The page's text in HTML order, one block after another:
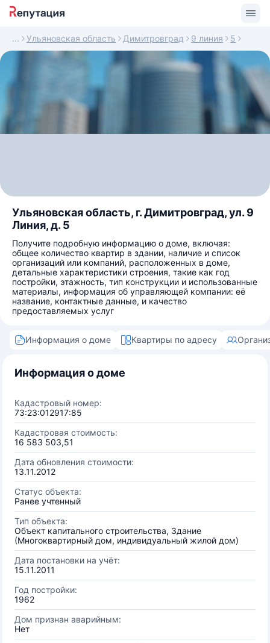
Ульяновская область Димитровград 9 линия 5
Ульяновская область, г. Димитровград, ул. 9
Линия, д. 5
Получите подробную информацию о доме, включая:
общее количество квартир в здании, наличие и список
организаций или компаний, расположенных в доме,
детальные характеристики строения, такие как год
постройки, этажность, тип конструкции и использованные
материалы, информация об управляющей компании: её
название, контактные данные, и качество
предоставляемых услуг
Информация о доме Квартиры по адресу
Информация о доме
Кадастровый номер:
73:23:012917:85
Кадастровая стоимость:
16 583 503,51
Дата обновления стоимости:
13.11.2012
Статус объекта:
Ранее учтенный
Тип объекта:
Объект капитального строительства, Здание
(Многоквартирный дом, индивидуальный жилой дом)
Дата постановки на учёт:
15.11.2011
Год постройки:
1962
Дом признан аварийным:
Нет